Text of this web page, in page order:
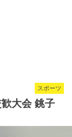
スポーツ
大会 銚子